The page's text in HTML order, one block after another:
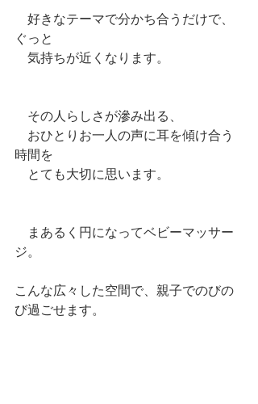
好きなテーマで分かち合うだけで、
ぐっと
気持ちが近くなります。
その人らしさが滲み出る、
おひとりお一人の声に耳を傾け合う
時間を
とても大切に思います。
まあるく円になってベビーマッサー
ジ。
こんな広々した空間で、親子でのびの
び過ごせます。